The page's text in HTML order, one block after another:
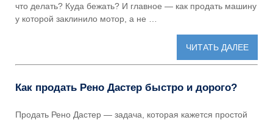
что делать? Куда бежать? И главное — как продать машину
у которой заклинило мотор, а не …
ЧИТАТЬ ДАЛЕЕ
Как продать Рено Дастер быстро и дорого?
Продать Рено Дастер — задача, которая кажется простой